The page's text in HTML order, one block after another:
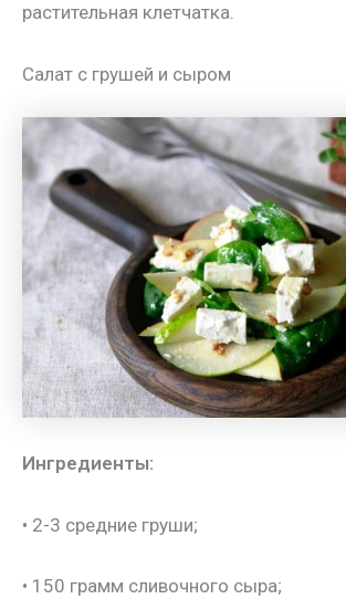
растительная клетчатка.
Салат с грушей и сыром
Ингредиенты:
• 2-3 средние груши;
• 150 грамм сливочного сыра;